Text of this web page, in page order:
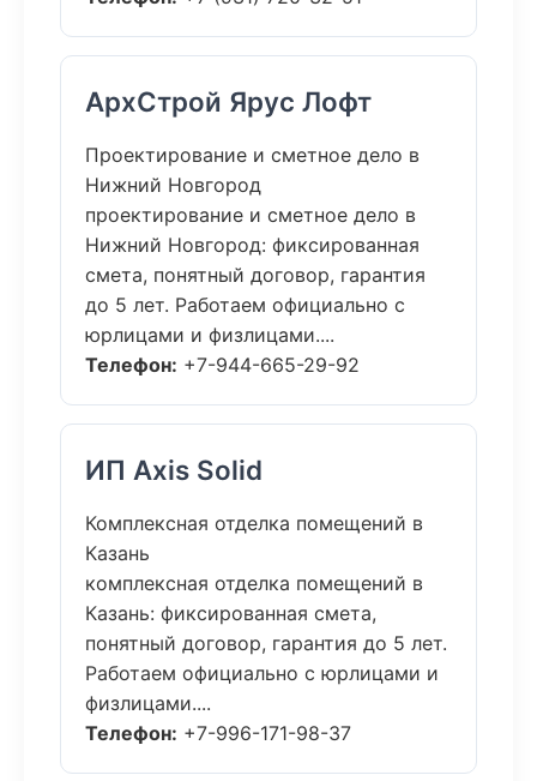
АрхСтрой Ярус Лофт
Проектирование и сметное дело в
Нижний Новгород
проектирование и сметное дело в
Нижний Новгород: фиксированная
смета, понятный договор, гарантия
до 5 лет. Работаем официально с
юрлицами и физлицами....
Телефон: +7-944-665-29-92
ИП Axis Solid
Комплексная отделка помещений в
Казань
комплексная отделка помещений в
Казань: фиксированная смета,
понятный договор, гарантия до 5 лет.
Работаем официально с юрлицами и
физлицами....
Телефон: +7-996-171-98-37